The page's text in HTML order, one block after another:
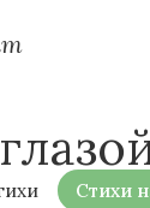
Стихи